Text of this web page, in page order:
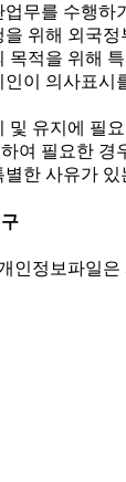
무를 수행
위해 외국
목적을 위해
이 의사표
및 유지에 필
여 필요한 경
한 사유가 있
인정보파일